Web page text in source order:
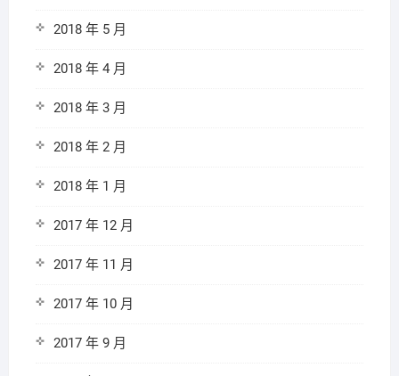
2018 年 5 月
2018 年 4 月
2018 年 3 月
2018 年 2 月
2018 年 1 月
2017 年 12 月
2017 年 11 月
2017 年 10 月
2017 年 9 月